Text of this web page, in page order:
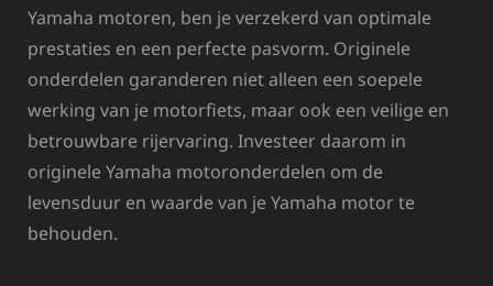
Yamaha motoren, ben je verzekerd van optimale
prestaties en een perfecte pasvorm. Originele
onderdelen garanderen niet alleen een soepele
werking van je motorfiets, maar ook een veilige en
betrouwbare rijervaring. Investeer daarom in
originele Yamaha motoronderdelen om de
levensduur en waarde van je Yamaha motor te
behouden.